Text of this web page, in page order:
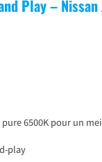
Play –
6500K pour un
play